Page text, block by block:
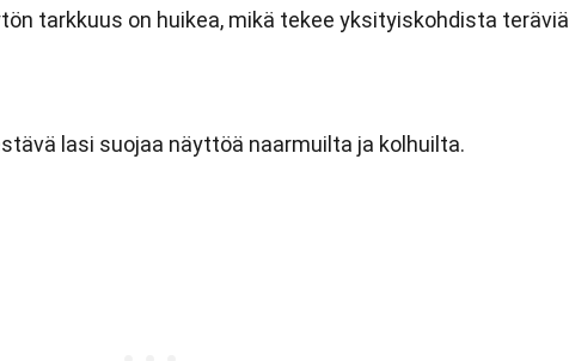
tarkkuus on huikea, mikä tekee yksityiskohdista teräviä
lasi suojaa näyttöä naarmuilta ja kolhuilta.